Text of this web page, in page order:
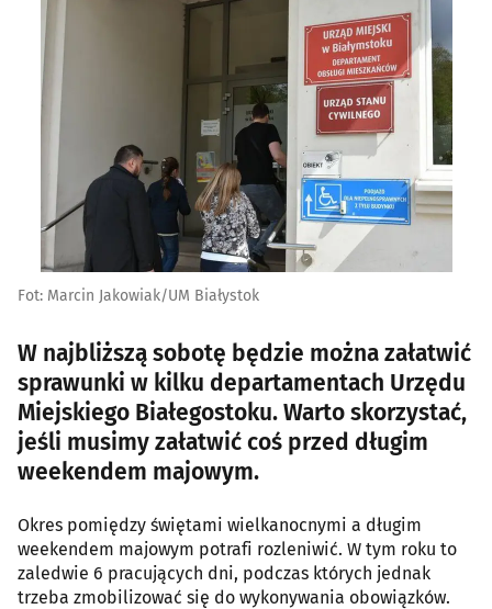
Fot: Marcin Jakowiak/UM Białystok
W najbliższą sobotę będzie można załatwić
sprawunki w kilku departamentach Urzędu
Miejskiego Białegostoku. Warto skorzystać,
jeśli musimy załatwić coś przed długim
weekendem majowym.
Okres pomiędzy świętami wielkanocnymi a długim
weekendem majowym potrafi rozleniwić. W tym roku to
zaledwie 6 pracujących dni, podczas których jednak
trzeba zmobilizować się do wykonywania obowiązków.